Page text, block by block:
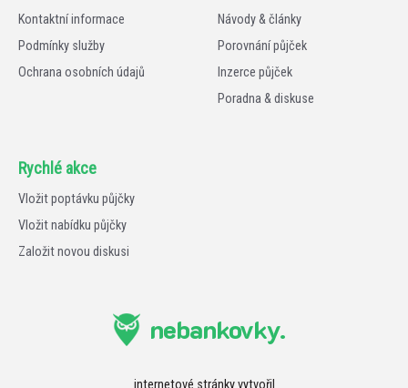
Kontaktní informace
Podmínky služby
Ochrana osobních údajů
Návody & články
Porovnání půjček
Inzerce půjček
Poradna & diskuse
Rychlé akce
Vložit poptávku půjčky
Vložit nabídku půjčky
Založit novou diskusi
nebankovky.